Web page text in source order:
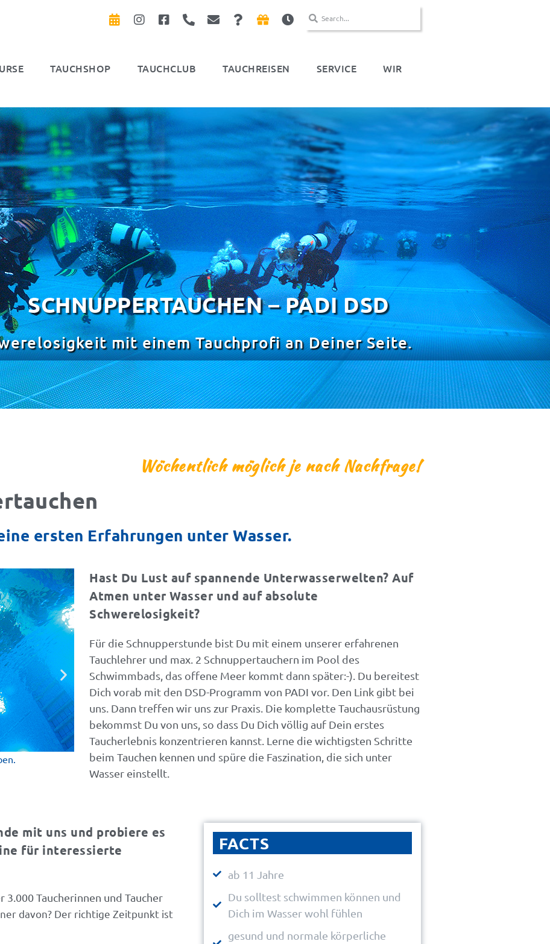
TAUCHSHOP TAUCHCLUB TAUCHREISEN SERVICE WIR
SCHNUPPERTAUCHEN – PADI DSD
mit einem Tauchprofi an Deiner Seite.​
Wöchentlich möglich je nach Nachfrage!
ersten Erfahrungen unter Wasser.
Meer-Feeling
Hast Du Lust auf spannende Unterwasserwelten? Auf
Atmen unter Wasser und auf absolute
Schwerelosigkeit?
Für die Schnupperstunde bist Du mit einem unserer erfahrenen
Tauchlehrer und max. 2 Schnuppertauchern im Pool des
Schwimmbads, das offene Meer kommt dann später:-). Du bereitest
Dich vorab mit den DSD-Programm von PADI vor. Den Link gibt bei
uns. Dann treffen wir uns zur Praxis. Die komplette Tauchausrüstung
bekommst Du von uns, so dass Du Dich völlig auf Dein erstes
Taucherlebnis konzentrieren kannst. Lerne die wichtigsten Schritte
beim Tauchen kennen und spüre die Faszination, die sich unter
Wasser einstellt.
mit uns und probiere es
für interessierte
Taucherinnen und Taucher
davon? Der richtige Zeitpunkt ist
FACTS
ab 11 Jahre
Du solltest schwimmen können und
Dich im Wasser wohl fühlen
gesund und normale körperliche